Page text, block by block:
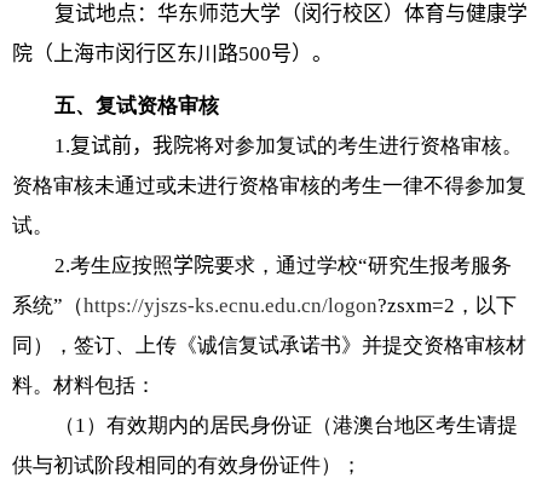
复试地点：华东师范大学（闵行校区）体育与健康学
院（上海市闵行区东川路500号）。
五、复试资格审核
1.复试前，我院将对参加复试的考生进行资格审核。
资格审核未通过或未进行资格审核的考生一律不得参加复
试。
2.考生应按照学院要求，通过学校“研究生报考服务
系统” （https://yjszs-ks.ecnu.edu.cn/logon?zsxm=2 ，以下
同），签订、上传《诚信复试承诺书》并提交资格审核材
料。材料包括：
（1）有效期内的居民身份证（港澳台地区考生请提
供与初试阶段相同的有效身份证件）；